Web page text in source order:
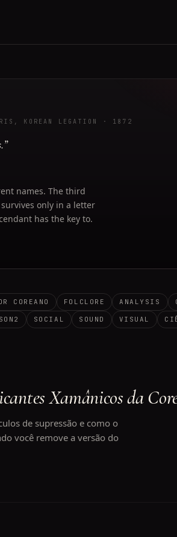
KOREAN LEGATION · 1872
”
names. The third
only in a letter
has the key to.
COREANO FOLCLORE ANALYSIS
SOCIAL SOUND VISUAL
Xamânicos da
de supressão e como o
você remove a versão do